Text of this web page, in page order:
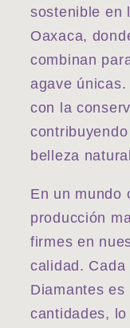
sostenible en
Oaxaca,
combinan
agave
con la
belleza
En un mundo
producción
firmes en
calidad.
Diamantes
cantidades,